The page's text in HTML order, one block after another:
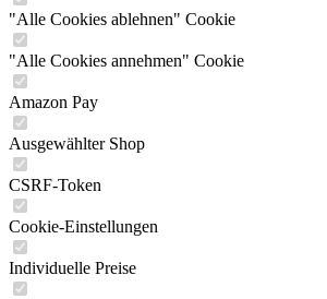
"Alle Cookies ablehnen" Cookie
"Alle Cookies annehmen" Cookie
Amazon Pay
Ausgewählter Shop
CSRF-Token
Cookie-Einstellungen
Individuelle Preise